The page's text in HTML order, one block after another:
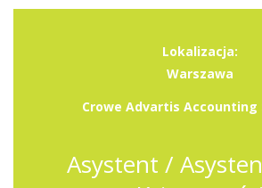
Lokalizacja:
Warszawa
Crowe Advartis Accounting
Asystent /